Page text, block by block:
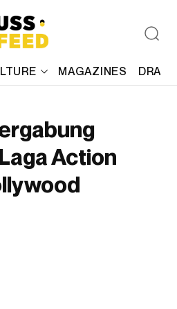
MAGAZINES
Action